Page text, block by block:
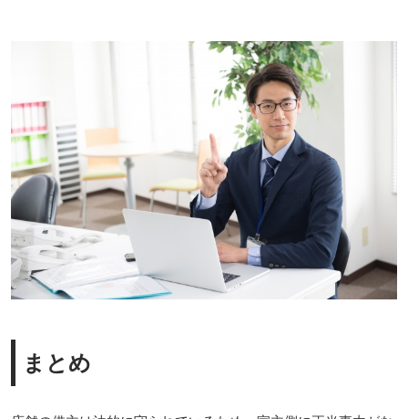
まとめ